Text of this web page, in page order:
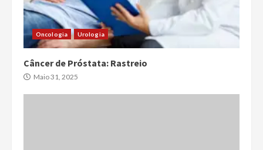
Oncologia Urologia
Câncer de Próstata: Rastreio
Maio 31, 2025